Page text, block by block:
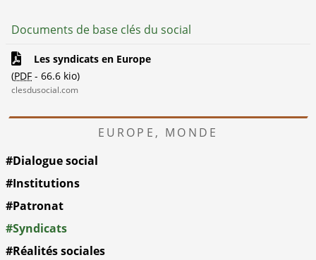
Documents de base clés du social
Les syndicats en Europe
(PDF - 66.6 kio)
clesdusocial.com
EUROPE, MONDE
#Dialogue social
#Institutions
#Patronat
#Syndicats
#Réalités sociales